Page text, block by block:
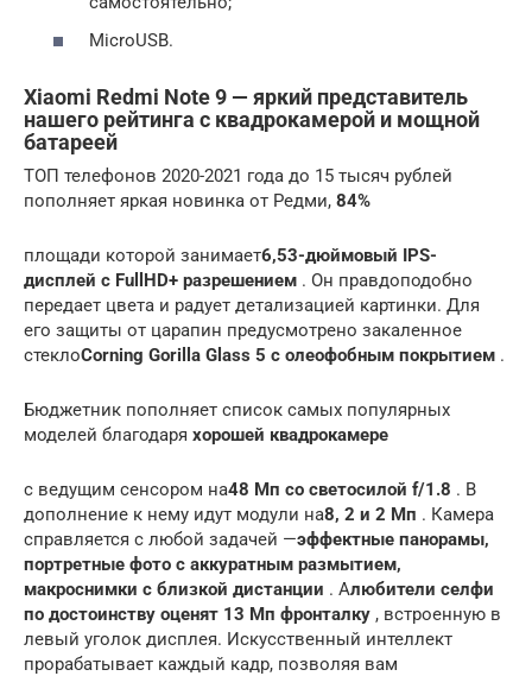
MicroUSB.
Xiaomi Redmi Note 9 — яркий представитель
нашего рейтинга с квадрокамерой и мощной
батареей
ТОП телефонов 2020-2021 года до 15 тысяч рублей
пополняет яркая новинка от Редми, 84%
площади которой занимает6,53-дюймовый IPS-
дисплей с FullHD+ разрешением . Он правдоподобно
передает цвета и радует детализацией картинки. Для
его защиты от царапин предусмотрено закаленное
стеклоCorning Gorilla Glass 5 с олеофобным покрытием .
Бюджетник пополняет список самых популярных
моделей благодаря хорошей квадрокамере
с ведущим сенсором на48 Мп со светосилой f/1.8 . В
дополнение к нему идут модули на8, 2 и 2 Мп . Камера
справляется с любой задачей —эффектные панорамы,
портретные фото с аккуратным размытием,
макроснимки с близкой дистанции . Алюбители селфи
по достоинству оценят 13 Мп фронталку , встроенную в
левый уголок дисплея. Искусственный интеллект
прорабатывает каждый кадр, позволяя вам